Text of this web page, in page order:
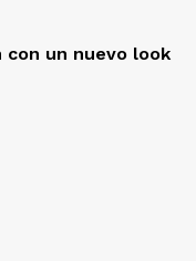
con un nuevo look